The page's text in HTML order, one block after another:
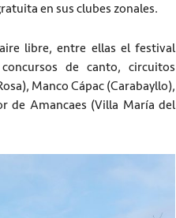
en sus clubes zonales.
libre, entre ellas el festival
de canto, circuitos
Manco Cápac (Carabayllo),
de Amancaes (Villa María del